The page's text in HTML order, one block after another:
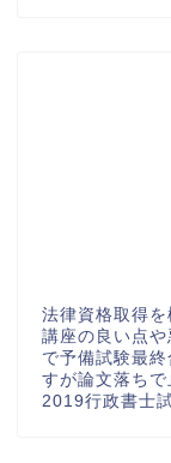
法律資格取得
講座の良い点
で予備試験最
すが論文落ちで
2019行政書士